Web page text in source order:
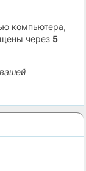
компьютера,
через 5